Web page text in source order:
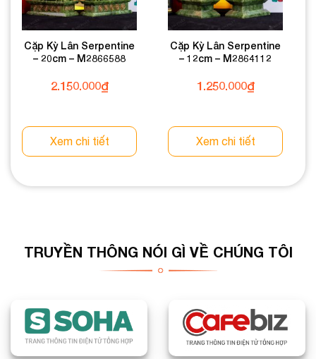
Cặp Kỳ Lân Serpentine
– 20cm – M2866588
2.150.000₫
Xem chi tiết
Cặp Kỳ Lân Serpentine
– 12cm – M2864112
1.250.000₫
Xem chi tiết
TRUYỀN THÔNG NÓI GÌ VỀ CHÚNG TÔI